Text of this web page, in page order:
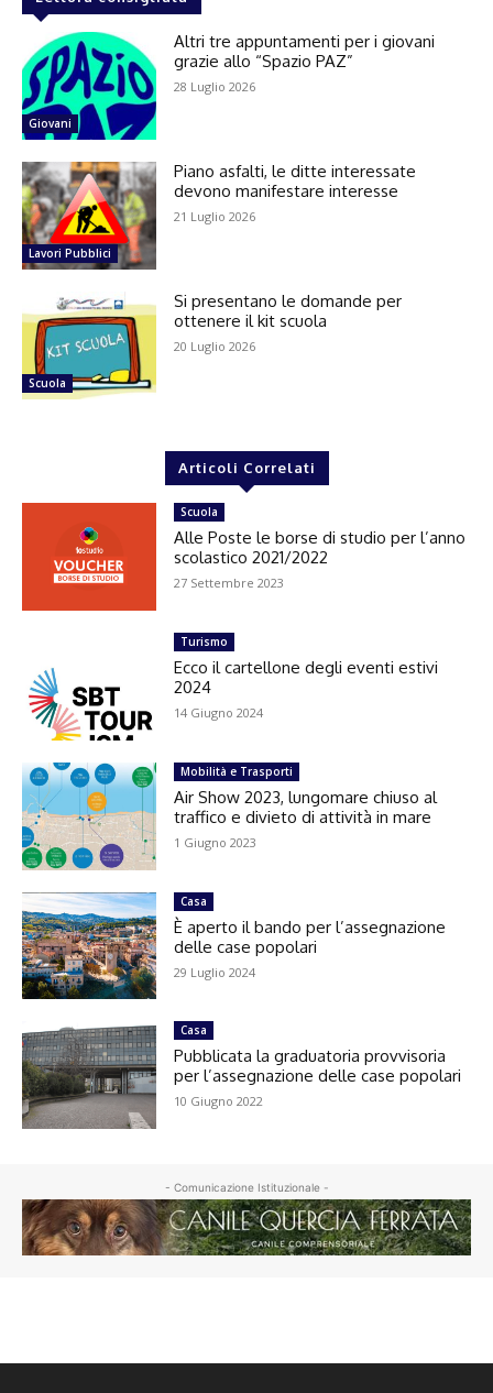
Giovani
Altri tre appuntamenti per i giovani
grazie allo “Spazio PAZ”
28 Luglio 2026
Lavori Pubblici
Piano asfalti, le ditte interessate
devono manifestare interesse
21 Luglio 2026
Scuola
Si presentano le domande per
ottenere il kit scuola
20 Luglio 2026
Articoli Correlati
Scuola
Alle Poste le borse di studio per l’anno
scolastico 2021/2022
27 Settembre 2023
Turismo
Ecco il cartellone degli eventi estivi
2024
14 Giugno 2024
Mobilità e Trasporti
Air Show 2023, lungomare chiuso al
traffico e divieto di attività in mare
1 Giugno 2023
Casa
È aperto il bando per l’assegnazione
delle case popolari
29 Luglio 2024
Casa
Pubblicata la graduatoria provvisoria
per l’assegnazione delle case popolari
10 Giugno 2022
- Comunicazione Istituzionale -